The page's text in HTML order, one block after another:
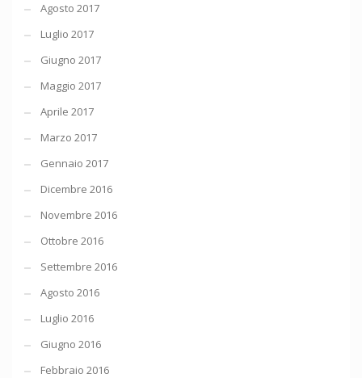
Agosto 2017
Luglio 2017
Giugno 2017
Maggio 2017
Aprile 2017
Marzo 2017
Gennaio 2017
Dicembre 2016
Novembre 2016
Ottobre 2016
Settembre 2016
Agosto 2016
Luglio 2016
Giugno 2016
Febbraio 2016